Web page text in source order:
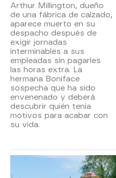
Arthur Millington, dueño
de una fábrica de calzado,
aparece muerto en su
despacho después de
exigir jornadas
interminables a sus
empleadas sin pagarles
las horas extra. La
hermana Boniface
sospecha que ha sido
envenenado y deberá
descubrir quién tenía
motivos para acabar con
su vida.